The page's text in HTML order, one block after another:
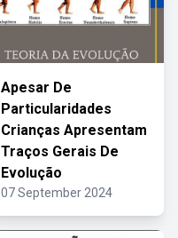
Apesar De
Particularidades
Crianças Apresentam
Traços Gerais De
Evolução
07 September 2024